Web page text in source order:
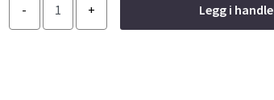
Legg i